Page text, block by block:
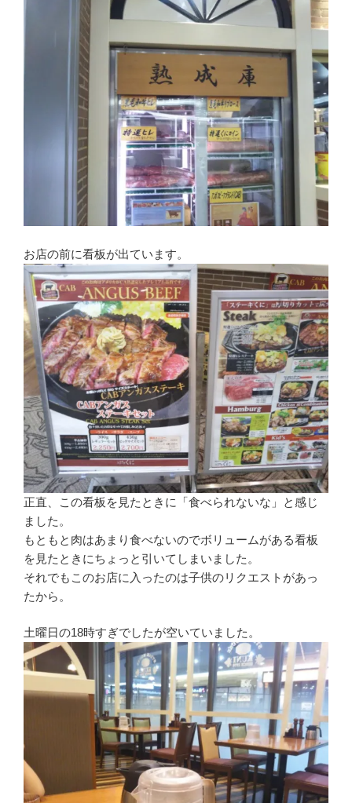
お店の前に看板が出ています。
正直、この看板を見たときに「食べられないな」と感じ
ました。
もともと肉はあまり食べないのでボリュームがある看板
を見たときにちょっと引いてしまいました。
それでもこのお店に入ったのは子供のリクエストがあっ
たから。
土曜日の18時すぎでしたが空いていました。